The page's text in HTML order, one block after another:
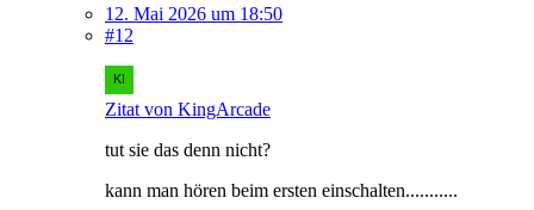
12. Mai 2026 um 18:50
#12
Zitat von KingArcade
tut sie das denn nicht?
kann man hören beim ersten einschalten...........